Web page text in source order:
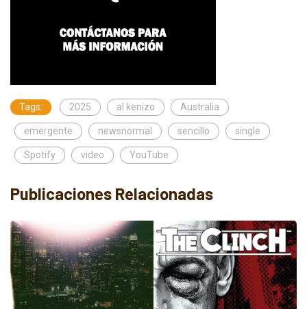
Tags: 2025 al kenizo Australia
emergente newsnormal sencillo single
Spotify video YouTube
Publicaciones Relacionadas